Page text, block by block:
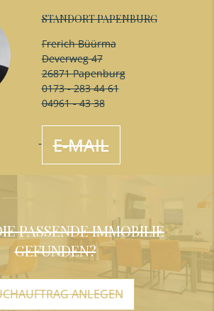
STANDORT PAPENBURG
Frerich Büürma
Deverweg 47
26871 Papenburg
0173 - 283 44 61
04961 - 43 38
E-MAIL
PASSENDE IMMOBILIE
GEFUNDEN?
ANLEGEN